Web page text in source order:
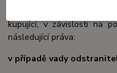
kupující, v závislosti na
následující práva:
v případě vady